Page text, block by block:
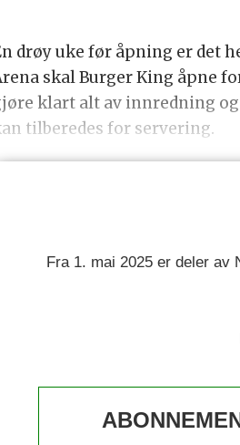
drøy uke før åpning er det
skal Burger King åpne
klart alt av innredning
tilberedes for servering.
Fra 1. mai 2025 er deler av